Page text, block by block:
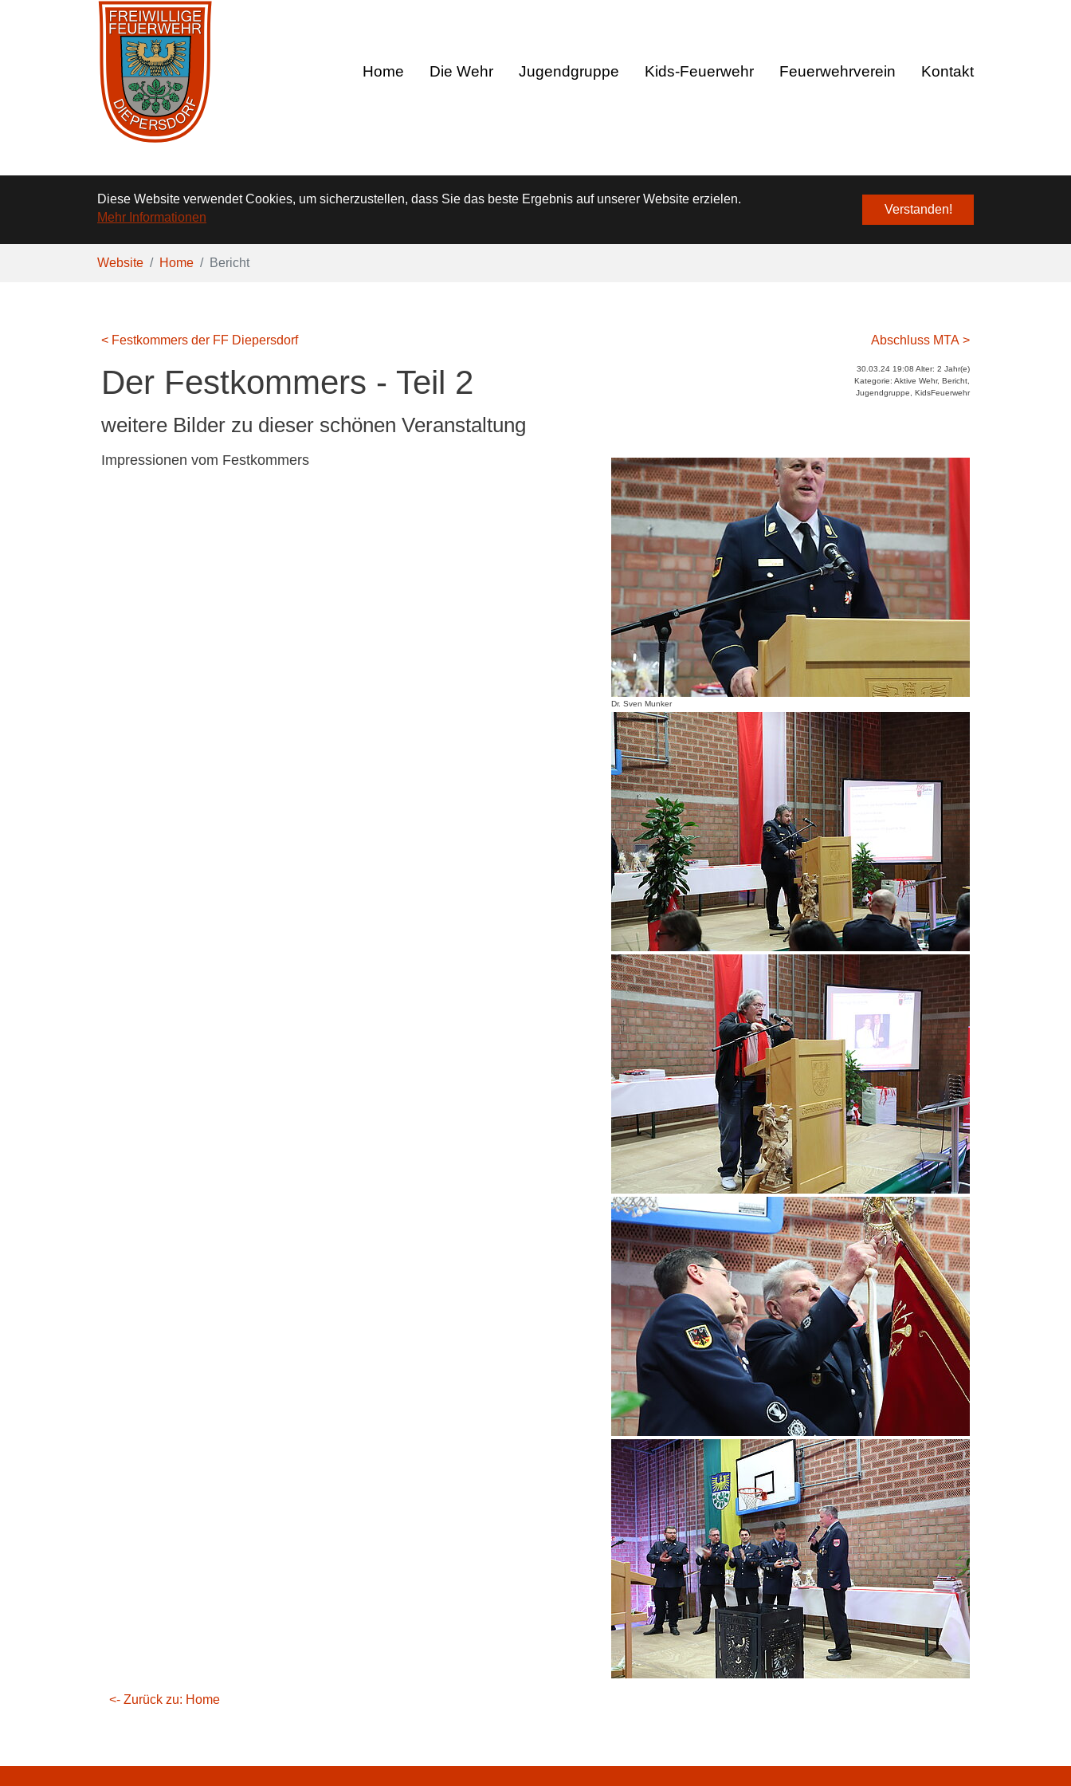
Diese Website verwendet Cookies, um sicherzustellen, dass Sie das beste Ergebnis auf unserer Website erzielen.
Mehr Informationen
Verstanden!
Home Die Wehr Jugendgruppe Kids-Feuerwehr Feuerwehrverein Kontakt
Sie sind hier:
Website Home Bericht
Abschluss MTA >
< Festkommers der FF Diepersdorf
30.03.24 19:08 Alter: 2 Jahr(e)
Kategorie: Aktive Wehr, Bericht,
Jugendgruppe, KidsFeuerwehr
Der Festkommers - Teil 2
weitere Bilder zu dieser schönen Veranstaltung
Dr. Sven Munker
Impressionen vom Festkommers
<- Zurück zu: Home